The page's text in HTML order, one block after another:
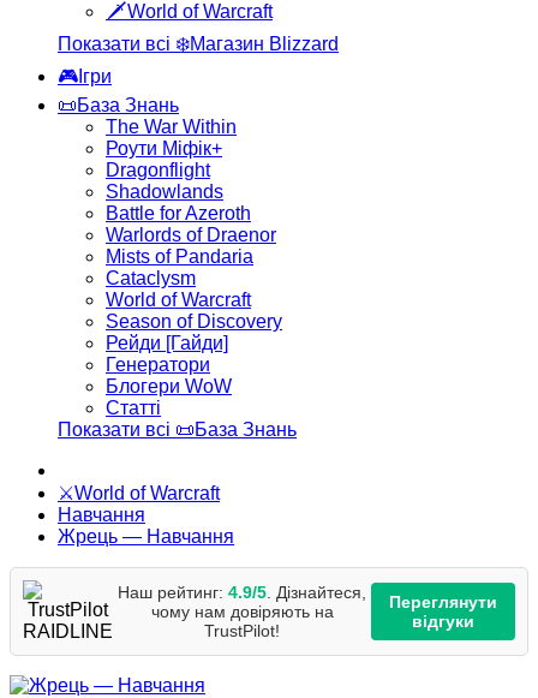
🗡️World of Warcraft
Показати всі ❄️Магазин Blizzard
🎮Ігри
📜База Знань
The War Within
Роути Міфік+
Dragonflight
Shadowlands
Battle for Azeroth
Warlords of Draenor
Mists of Pandaria
Cataclysm
World of Warcraft
Season of Discovery
Рейди [Гайди]
Генератори
Блогери WoW
Статті
Показати всі 📜База Знань
⚔️World of Warcraft
Навчання
Жрець — Навчання
Наш рейтинг: 4.9/5 . Дізнайтеся,
чому нам довіряють на
TrustPilot!
Переглянути
відгуки